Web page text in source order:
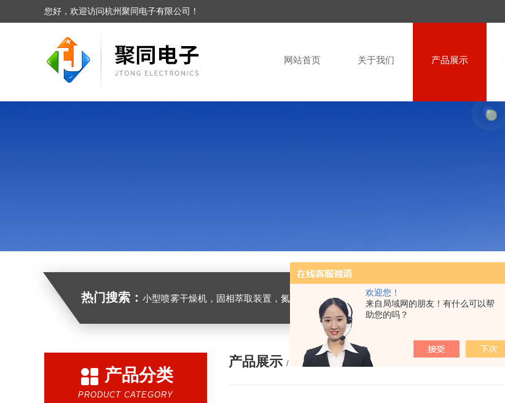
欢迎您！
来自局域网的朋友！有什么可以帮
助您的吗？
您好，欢迎访问杭州聚同电子有限公司！
网站首页 关于我们 产品展示
热门搜索： 小型喷雾干燥机，固相萃取装置，氮吹仪，光化学反应仪，低温恒温槽，超声波细胞粉碎机，融浆机，超声波清洗机，血球分类计数器，干燥箱培养箱
产品分类
PRODUCT CATEGORY
产品展示 / PRODUCTS